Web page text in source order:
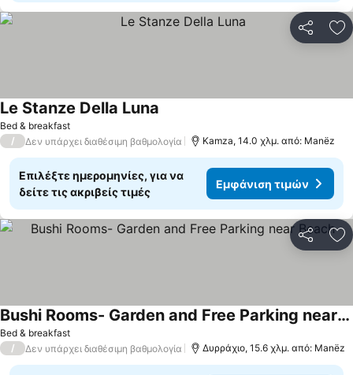
Bed & breakfast
Le Stanze Della Luna
/ Δεν υπάρχει διαθέσιμη βαθμολογία Kamza, 14.0 χλμ. από: Manëz
Επιλέξτε ημερομηνίες, για να
δείτε τις ακριβείς τιμές
Εμφάνιση τιμών
Bed & breakfast
Bushi Rooms- Garden and Free Parking near Beach
Εμφάνιση τιμών
/ Δεν υπάρχει διαθέσιμη βαθμολογία Δυρράχιο, 15.6 χλμ. από: Manëz